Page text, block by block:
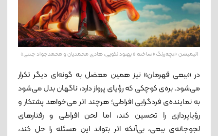
انیمیشن «بچه‌زرنگ» ساخته « بهنود نکویی، هادی محمدیان و محمدجواد جنتی»
در «ببعی قهرمان» نیز همین معضل به گونه‌ای دیگر تکرار
می‌شود. بره‌ی کوچکی که رؤیای پرواز دارد، ناگهان بدل می‌شود
به نماینده‌ی فردگرایی افراطی؛ هرچند اثر می‌خواهد پشتکار و
رؤیاپردازی را تحسین کند، اما لحن افراطی و رفتارهای
لجوجانه‌ی ببعی، بی‌آنکه اثر بتواند این مسئله را حل کند،